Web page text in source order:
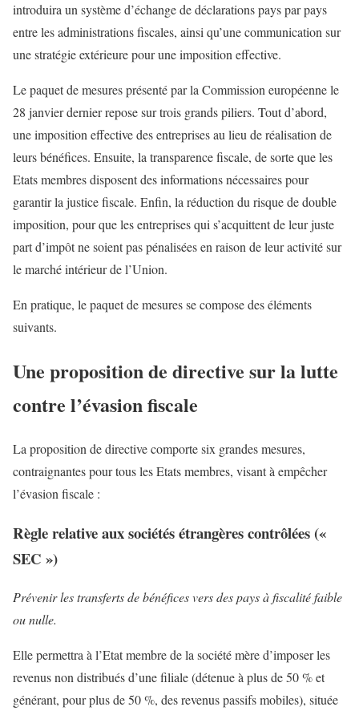
introduira un système d’échange de déclarations pays par pays
entre les administrations fiscales, ainsi qu’une communication sur
une stratégie extérieure pour une imposition effective.
Le paquet de mesures présenté par la Commission européenne le
28 janvier dernier repose sur trois grands piliers. Tout d’abord,
une imposition effective des entreprises au lieu de réalisation de
leurs bénéfices. Ensuite, la transparence fiscale, de sorte que les
Etats membres disposent des informations nécessaires pour
garantir la justice fiscale. Enfin, la réduction du risque de double
imposition, pour que les entreprises qui s’acquittent de leur juste
part d’impôt ne soient pas pénalisées en raison de leur activité sur
le marché intérieur de l’Union.
En pratique, le paquet de mesures se compose des éléments
suivants.
Une proposition de directive sur la lutte
contre l’évasion fiscale
La proposition de directive comporte six grandes mesures,
contraignantes pour tous les Etats membres, visant à empêcher
l’évasion fiscale :
Règle relative aux sociétés étrangères contrôlées («
SEC »)
Prévenir les transferts de bénéfices vers des pays à fiscalité faible
ou nulle.
Elle permettra à l’Etat membre de la société mère d’imposer les
revenus non distribués d’une filiale (détenue à plus de 50 % et
générant, pour plus de 50 %, des revenus passifs mobiles), située